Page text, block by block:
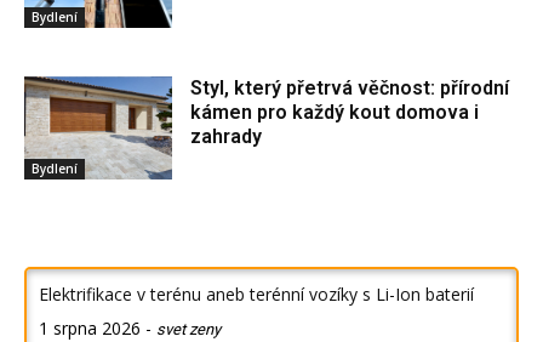
Bydlení
Bydlení
Styl, který přetrvá věčnost: přírodní
kámen pro každý kout domova i
zahrady
Elektrifikace v terénu aneb terénní vozíky s Li-Ion baterií
1 srpna 2026 - svet zeny